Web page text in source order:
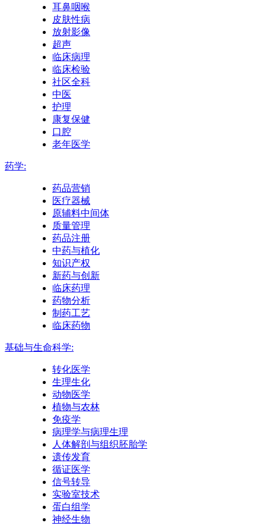
耳鼻咽喉
皮肤性病
放射影像
超声
临床病理
临床检验
社区全科
中医
护理
康复保健
口腔
老年医学
药学:
药品营销
医疗器械
原辅料中间体
质量管理
药品注册
中药与植化
知识产权
新药与创新
临床药理
药物分析
制药工艺
临床药物
基础与生命科学:
转化医学
生理生化
动物医学
植物与农林
免疫学
病理学与病理生理
人体解剖与组织胚胎学
遗传发育
循证医学
信号转导
实验室技术
蛋白组学
神经生物